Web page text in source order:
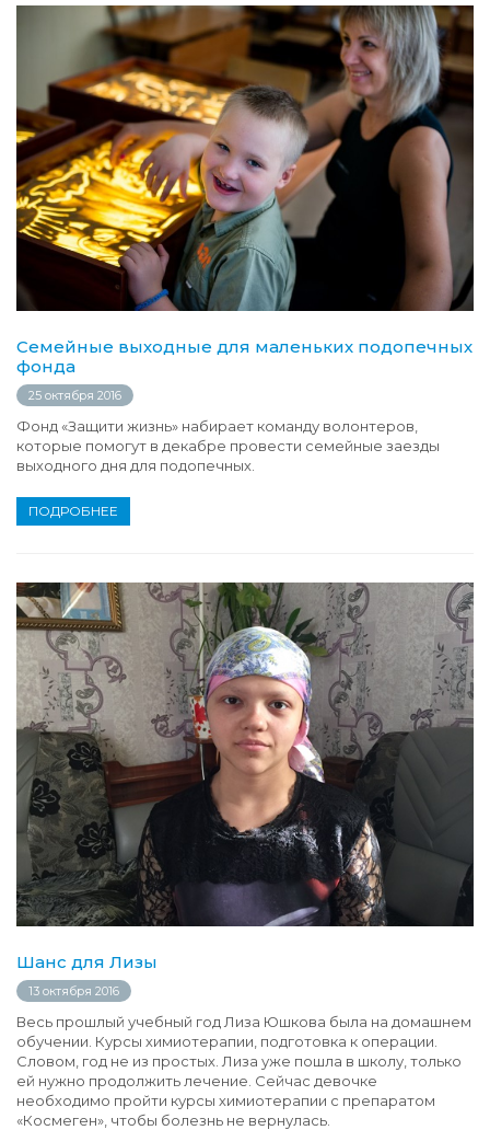
Семейные выходные для маленьких подопечных
фонда
25 октября 2016
Фонд «Защити жизнь» набирает команду волонтеров,
которые помогут в декабре провести семейные заезды
выходного дня для подопечных.
ПОДРОБНЕЕ
Шанс для Лизы
13 октября 2016
Весь прошлый учебный год Лиза Юшкова была на домашнем
обучении. Курсы химиотерапии, подготовка к операции.
Словом, год не из простых. Лиза уже пошла в школу, только
ей нужно продолжить лечение. Сейчас девочке
необходимо пройти курсы химиотерапии с препаратом
«Космеген», чтобы болезнь не вернулась.